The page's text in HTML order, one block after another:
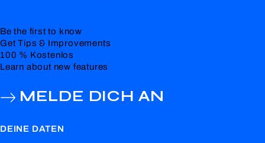
Be the first to know
Get Tips & Improvements
100 % Kostenlos
Learn about new features
MELDE DICH AN
DEINE DATEN